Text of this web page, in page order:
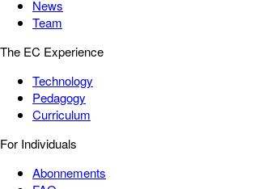
News
Team
The EC Experience
Technology
Pedagogy
Curriculum
For Individuals
Abonnements